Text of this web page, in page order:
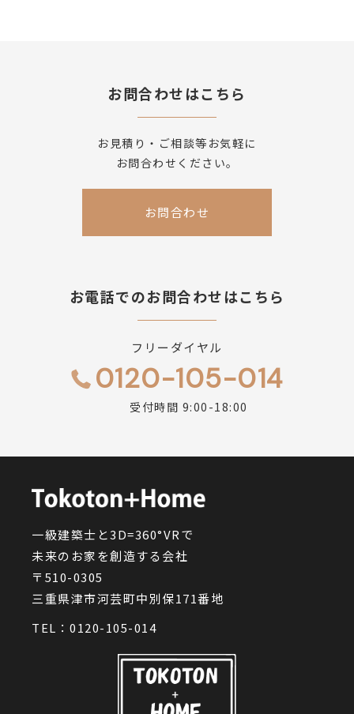
お問合わせはこちら
お見積り・ご相談等お気軽に
お問合わせください。
お問合わせ
お電話でのお問合わせはこちら
フリーダイヤル
0120-105-014
受付時間 9:00-18:00
一級建築士と3D=360°VRで
未来のお家を創造する会社
〒510-0305
三重県津市河芸町中別保171番地
TEL： 0120-105-014